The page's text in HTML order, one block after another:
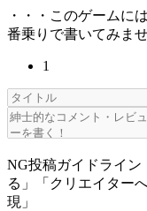
・・・このゲームに
番乗りで書いてみま
1
NG投稿ガイドライン
る」「クリエイター
現」